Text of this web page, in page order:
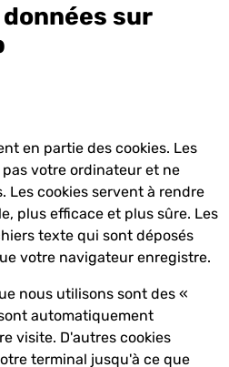
sur
en partie des cookies. Les
votre ordinateur et ne
Les cookies servent à rendre
plus efficace et plus sûre. Les
texte qui sont déposés
votre navigateur enregistre.
nous utilisons sont des «
automatiquement
visite. D'autres cookies
terminal jusqu'à ce que